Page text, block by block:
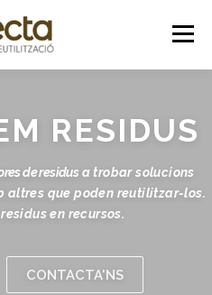
Menú
RESIDUS
de residusa trobar solucions
altres que poden reutilitzar-los.
en recursos.
CONTACTA'NS